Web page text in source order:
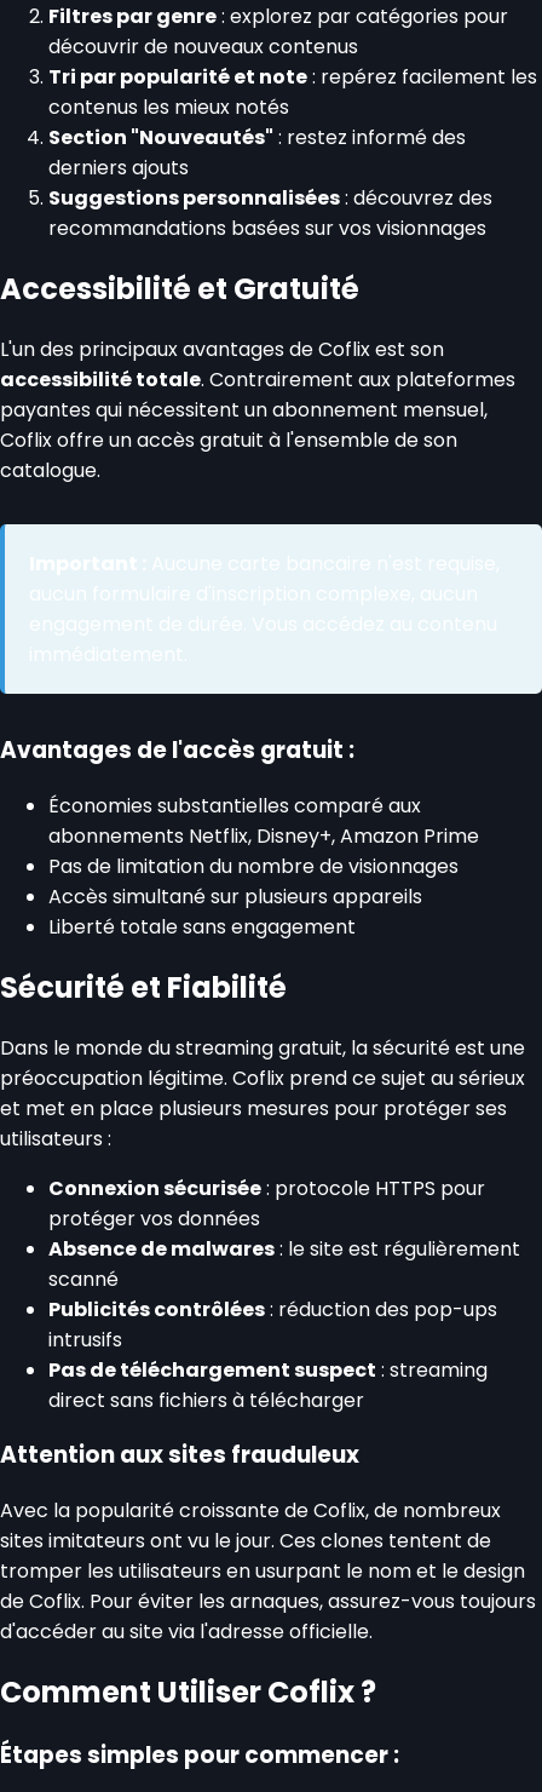
Filtres par genre: explorez par catégories pour
découvrir de nouveaux contenus
Tri par popularité et note: repérez facilement les
contenus les mieux notés
Section "Nouveautés" : restez informé des
derniers ajouts
Suggestions personnalisées: découvrez des
recommandations basées sur vos visionnages
Accessibilité et Gratuité
L'un des principaux avantages de Coflix est son
accessibilité totale. Contrairement aux plateformes
payantes qui nécessitent un abonnement mensuel,
Coflix offre un accès gratuit à l'ensemble de son
catalogue.
Avantages de l'accès gratuit :
Économies substantielles comparé aux
abonnements Netflix, Disney+, Amazon Prime
Pas de limitation du nombre de visionnages
Accès simultané sur plusieurs appareils
Liberté totale sans engagement
Sécurité et Fiabilité
Dans le monde du streaming gratuit, la sécurité est une
préoccupation légitime. Coflix prend ce sujet au sérieux
et met en place plusieurs mesures pour protéger ses
utilisateurs :
Connexion sécurisée: protocole HTTPS pour
protéger vos données
Absence de malwares: le site est régulièrement
scanné
Publicités contrôlées: réduction des pop-ups
intrusifs
Pas de téléchargement suspect : streaming
direct sans fichiers à télécharger
Attention aux sites frauduleux
Avec la popularité croissante de Coflix, de nombreux
sites imitateurs ont vu le jour. Ces clones tentent de
tromper les utilisateurs en usurpant le nom et le design
de Coflix. Pour éviter les arnaques, assurez-vous toujours
d'accéder au site via l'adresse officielle.
Comment Utiliser Coflix ?
Étapes simples pour commencer :